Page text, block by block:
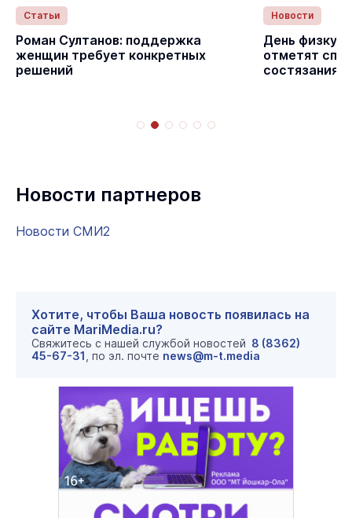
Статьи
Роман Султанов: поддержка
женщин требует конкретных
решений
Новости
День
отметят
Новости партнеров
Новости СМИ2
Хотите, чтобы Ваша новость появилась на
сайте MariMedia.ru?
Свяжитесь с нашей службой новостей 8 (8362)
45-67-31 , по эл. почте news@m-t.media